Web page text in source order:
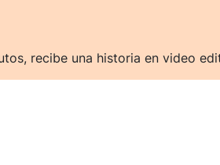
recibe una historia en video